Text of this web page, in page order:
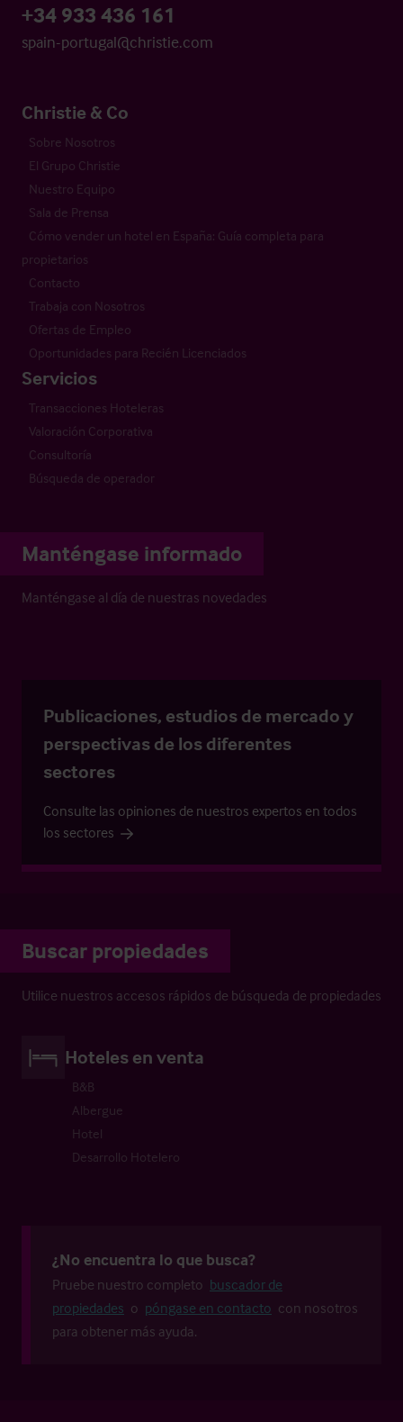
+34 933 436 161
spain-portugal@christie.com
Christie & Co
Sobre Nosotros
El Grupo Christie
Nuestro Equipo
Sala de Prensa
Cómo vender un hotel en España: Guía completa para
propietarios
Contacto
Trabaja con Nosotros
Ofertas de Empleo
Oportunidades para Recién Licenciados
Servicios
Transacciones Hoteleras
Valoración Corporativa
Consultoría
Búsqueda de operador
Manténgase informado
Manténgase al día de nuestras novedades
Publicaciones, estudios de mercado y
perspectivas de los diferentes
sectores
Consulte las opiniones de nuestros expertos en todos
los sectores
Buscar propiedades
Utilice nuestros accesos rápidos de búsqueda de propiedades
Hoteles en venta
B&B
Albergue
Hotel
Desarrollo Hotelero
¿No encuentra lo que busca?
Pruebe nuestro completo buscador de
propiedades o póngase en contacto con nosotros
para obtener más ayuda.